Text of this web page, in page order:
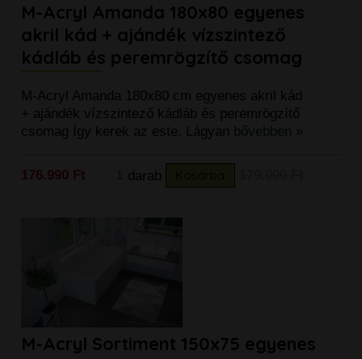
M-Acryl Amanda 180x80 egyenes
akril kád + ajándék vízszintező
kádláb és peremrögzítő csomag
M-Acryl Amanda 180x80 cm egyenes akril kád
+ ajándék vízszintező kádláb és peremrögzítő
csomag Így kerek az este. Lágyan bővebben »
176.990 Ft darab
M-Acryl Sortiment 150x75 egyenes